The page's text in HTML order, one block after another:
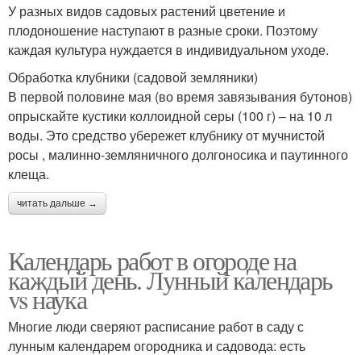
У разных видов садовых растений цветение и
плодоношение наступают в разные сроки. Поэтому
каждая культура нуждается в индивидуальном уходе.
Обработка клубники (садовой земляники)
В первой половине мая (во время завязывания бутонов)
опрыскайте кустики коллоидной серы (100 г) – на 10 л
воды. Это средство убережет клубнику от мучнистой
росы , малинно-земляничного долгоносика и паутинного
клеща.
читать дальше →
Календарь работ в огороде на
каждый день. Лунный календарь
vs наука
Многие люди сверяют расписание работ в саду с
лунным календарем огородника и садовода: есть